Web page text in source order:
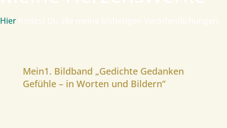
Hier
Mein1. Bildband „Gedichte Gedanken
Gefühle – in Worten und Bildern“